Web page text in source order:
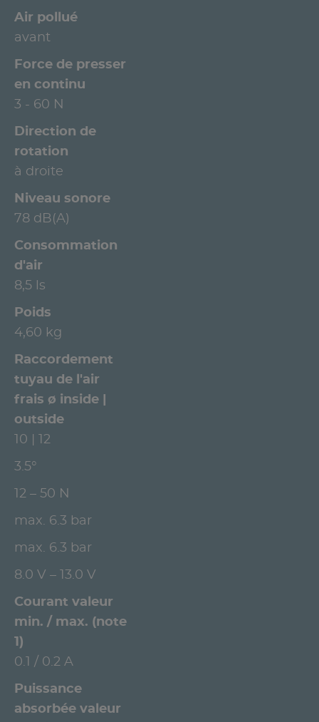
Air pollué
avant
Force de presser
en continu
3 - 60 N
Direction de
rotation
à droite
Niveau sonore
78 dB(A)
Consommation
d'air
8,5 ls
Poids
4,60 kg
Raccordement
tuyau de l'air
frais ø inside |
outside
10 | 12
3.5°
12 – 50 N
max. 6.3 bar
max. 6.3 bar
8.0 V – 13.0 V
Courant valeur
min. / max. (note
1)
0.1 / 0.2 A
Puissance
absorbée valeur